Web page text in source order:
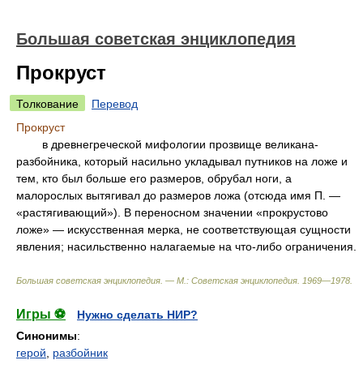
Большая советская энциклопедия
Прокруст
Толкование
Перевод
Прокруст
в древнегреческой мифологии прозвище великана-
разбойника, который насильно укладывал путников на ложе и
тем, кто был больше его размеров, обрубал ноги, а
малорослых вытягивал до размеров ложа (отсюда имя П. —
«растягивающий»). В переносном значении «прокрустово
ложе» — искусственная мерка, не соответствующая сущности
явления; насильственно налагаемые на что-либо ограничения.
Большая советская энциклопедия. — М.: Советская энциклопедия 1969—1978
Игры ⚽
Нужно сделать НИР?
Синонимы:
герой
разбойник